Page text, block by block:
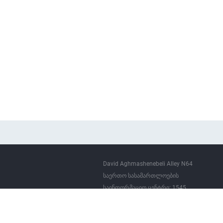
David Aghmashenebeli Alley N64
საერთო სასამართლოების
საინფორმაციო ცენტრი: 1545